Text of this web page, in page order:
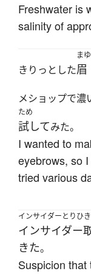
Freshwater is
salinity of
きりっとした
まゆ
眉
メショップで濃
ため
試してみた。
I wanted to
eyebrows, so
tried various
インサイダーとりひき
インサイダー
きた。
Suspicion